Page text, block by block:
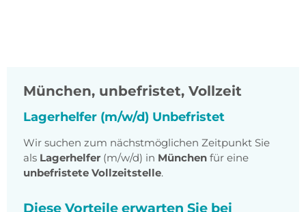
München, unbefristet, Vollzeit
Lagerhelfer (m/w/d) Unbefristet
Wir suchen zum nächstmöglichen Zeitpunkt Sie
als Lagerhelfer (m/w/d) in München für eine
unbefristete Vollzeitstelle.
Diese Vorteile erwarten Sie bei